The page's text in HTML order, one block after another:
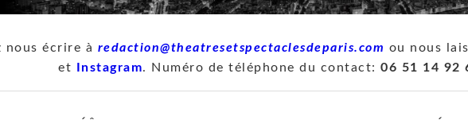
nous écrire à redaction@theatresetspectaclesdeparis.com ou nous
et Instagram. Numéro de téléphone du contact: 06 51 14 92